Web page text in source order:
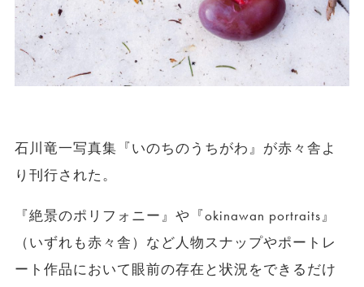
石川竜一写真集『いのちのうちがわ』が赤々舎よ
り刊行された。
『絶景のポリフォニー』や『okinawan portraits』
（いずれも赤々舎）など人物スナップやポートレ
ート作品において眼前の存在と状況をできるだけ